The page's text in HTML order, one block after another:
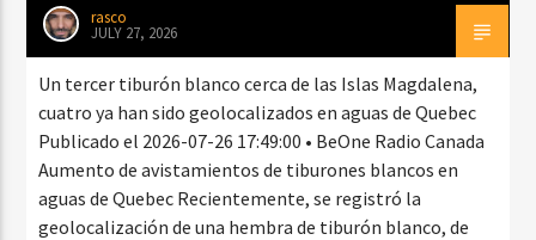
rasco
JULY 27, 2026
Un tercer tiburón blanco cerca de las Islas Magdalena,
cuatro ya han sido geolocalizados en aguas de Quebec
Publicado el 2026-07-26 17:49:00 • BeOne Radio Canada
Aumento de avistamientos de tiburones blancos en
aguas de Quebec Recientemente, se registró la
geolocalización de una hembra de tiburón blanco, de